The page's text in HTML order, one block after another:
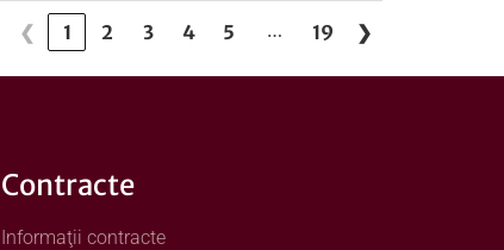
❮ 1 2 3 4 5 … 19 ❯
Contracte
Informaţii contracte